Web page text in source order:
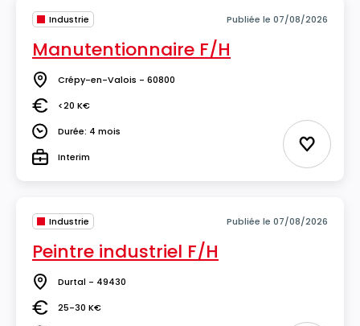
Industrie Publiée le 07/08/2026
Manutentionnaire F/H
Lieu Crépy-en-Valois - 60800
Salaire<20 K€
DuréeDurée: 4 mois
TypeInterim Ajouter
Industrie Publiée le 07/08/2026
Peintre industriel F/H
Lieu Durtal - 49430
Salaire25-30 K€